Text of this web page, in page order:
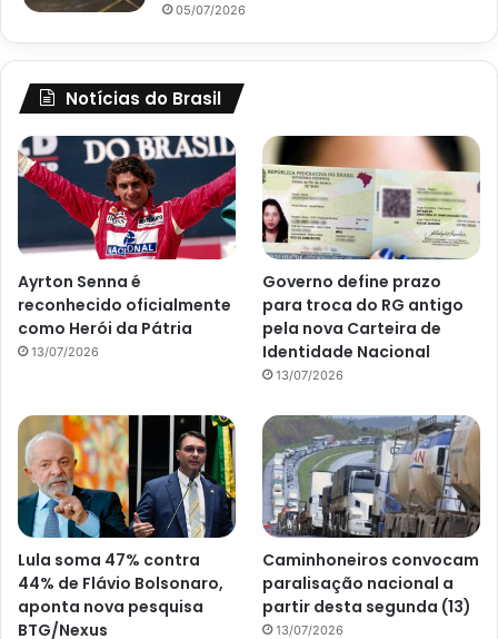
05/07/2026
Notícias do Brasil
Ayrton Senna é
reconhecido oficialmente
como Herói da Pátria
13/07/2026
Governo define prazo
para troca do RG antigo
pela nova Carteira de
Identidade Nacional
13/07/2026
Lula soma 47% contra
44% de Flávio Bolsonaro,
aponta nova pesquisa
BTG/Nexus
Caminhoneiros convocam
paralisação nacional a
partir desta segunda (13)
13/07/2026